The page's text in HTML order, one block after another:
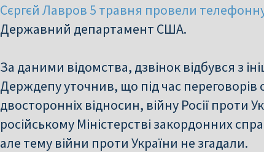
Сєргєй Лавров 5 травня провели
Державний департамент США.
За даними відомства, дзвінок відбувся з
Держдепу уточнив, що під час
двосторонніх відносин, війну Росії проти
російському Міністерстві закордонних
але тему війни проти України не згадали.